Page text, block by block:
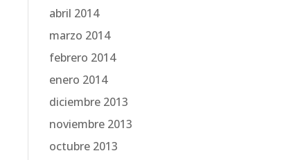
abril 2014
marzo 2014
febrero 2014
enero 2014
diciembre 2013
noviembre 2013
octubre 2013